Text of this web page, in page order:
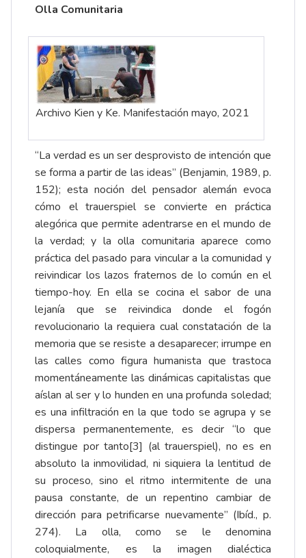
Olla Comunitaria
Archivo Kien y Ke. Manifestación mayo, 2021
“La verdad es un ser desprovisto de intención que
se forma a partir de las ideas” (Benjamin, 1989, p.
152); esta noción del pensador alemán evoca
cómo el trauerspiel se convierte en práctica
alegórica que permite adentrarse en el mundo de
la verdad; y la olla comunitaria aparece como
práctica del pasado para vincular a la comunidad y
reivindicar los lazos fraternos de lo común en el
tiempo-hoy. En ella se cocina el sabor de una
lejanía que se reivindica donde el fogón
revolucionario la requiera cual constatación de la
memoria que se resiste a desaparecer; irrumpe en
las calles como figura humanista que trastoca
momentáneamente las dinámicas capitalistas que
aíslan al ser y lo hunden en una profunda soledad;
es una infiltración en la que todo se agrupa y se
dispersa permanentemente, es decir “lo que
distingue por tanto[3] (al trauerspiel), no es en
absoluto la inmovilidad, ni siquiera la lentitud de
su proceso, sino el ritmo intermitente de una
pausa constante, de un repentino cambiar de
dirección para petrificarse nuevamente” (Ibíd., p.
274). La olla, como se le denomina
coloquialmente, es la imagen dialéctica